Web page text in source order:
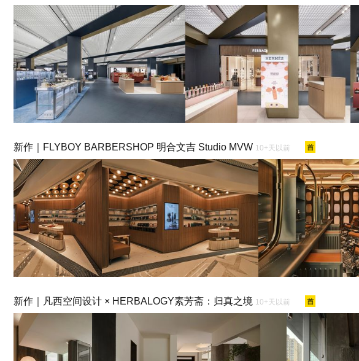
新作｜FLYBOY BARBERSHOP 明合文吉 Studio MVW 10+天以前
新作｜凡西空间设计 × HERBALOGY素芳斋：归真之境 10+天以前